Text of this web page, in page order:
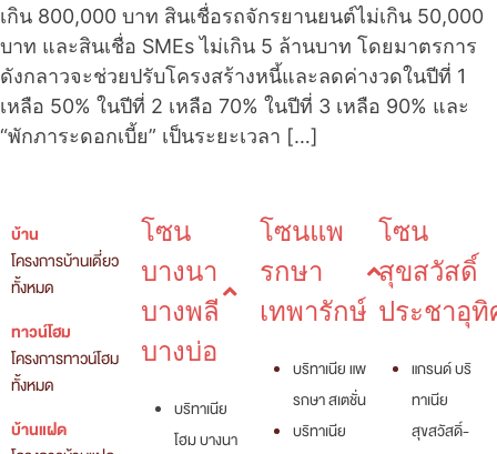
เกิน 800,000 บาท สินเชื่อรถจักรยานยนต์ไม่เกิน 50,000
บาท และสินเชื่อ SMEs ไม่เกิน 5 ล้านบาท โดยมาตรการ
ดังกลาวจะช่วยปรับโครงสร้างหนี้และลดค่างวดในปีที่ 1
เหลือ 50% ในปีที่ 2 เหลือ 70% ในปีที่ 3 เหลือ 90% และ
“พักภาระดอกเบี้ย” เป็นระยะเวลา […]
บ้าน
โครงการบ้านเดี่ยว
ทั้งหมด
ทาวน์โฮม
โครงการทาวน์โฮม
ทั้งหมด
บ้านแฝด
โซน
บางนา
บางพลี
บางบ่อ
บริทาเนีย
โฮม บางนา
โซนแพ
รกษา
เทพารักษ์
บริทาเนีย แพ
รกษา สเตชั่น
บริทาเนีย
โซน
สุขสวัสดิ์
ประชาอุทิ
แกรนด์ บริ
ทาเนีย
สุขสวัสดิ์-